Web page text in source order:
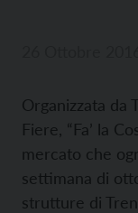
Organizzata da
Fiere, “Fa’ la
mercato che
settimana di
strutture di